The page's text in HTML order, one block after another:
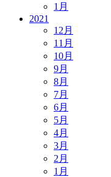
1月
2021
12月
11月
10月
9月
8月
7月
6月
5月
4月
3月
2月
1月